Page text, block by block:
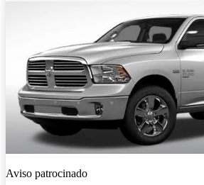
Aviso patrocinado